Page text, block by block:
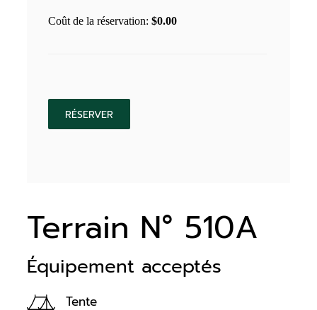
Terrain N° 510A
Équipement acceptés
Tente
Coût de la réservation:$0.00